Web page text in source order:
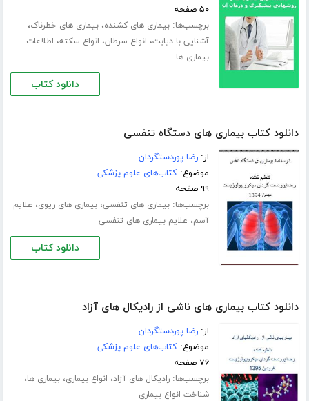
۵۰ صفحه
برچسب‌ها:بیماری های کشنده،بیماری های خطرناک،
آشنایی با دیابت، انواع سرطان، انواع سکته، اطلاعات
بیماری ها
دانلود کتاب
دانلود کتاب بیماری های دستگاه تنفسی
از:رضا پوردستگردان
موضوع:کتاب‌های علوم پزشکی
۹۹ صفحه
برچسب‌ها:بیماری های تنفسی،بیماری های ریوی، علایم
آسم، علایم بیماری های تنفسی
دانلود کتاب
دانلود کتاب بیماری های ناشی از رادیکال های آزاد
از:رضا پوردستگردان
موضوع:کتاب‌های علوم پزشکی
۷۶ صفحه
برچسب‌ها:رادیکال های آزاد، انواع بیماری،بیماری ها،
شناخت انواع بیماری